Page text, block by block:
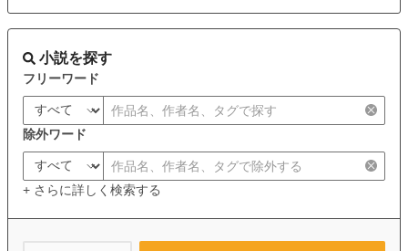
小説を探す
フリーワード
除外ワード
+ さらに詳しく検索する